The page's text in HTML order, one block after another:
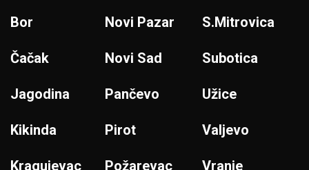
Bor
Čačak
Jagodina
Kikinda
Kragujevac
Novi Pazar
Novi Sad
Pančevo
Pirot
Požarevac
S.Mitrovica
Subotica
Užice
Valjevo
Vranje